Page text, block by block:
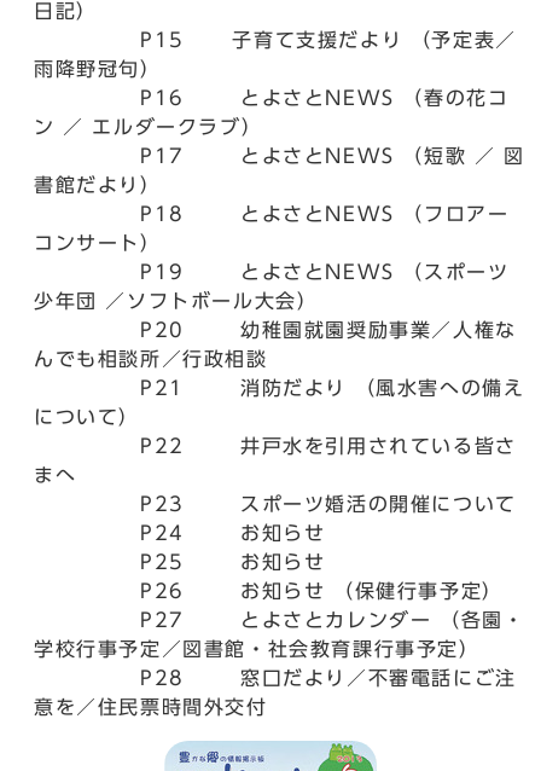
日記）
P15 子育て支援だより （予定表／
雨降野冠句）
P16 とよさとNEWS （春の花コ
ン ／ エルダークラブ）
P17 とよさとNEWS （短歌 ／ 図
書館だより）
P18 とよさとNEWS （フロアー
コンサート）
P19 とよさとNEWS （スポーツ
少年団 ／ソフトボール大会）
P20 幼稚園就園奨励事業／人権な
んでも相談所／行政相談
P21 消防だより （風水害への備え
について）
P22 井戸水を引用されている皆さ
まへ
P23 スポーツ婚活の開催について
P24 お知らせ
P25 お知らせ
P26 お知らせ （保健行事予定）
P27 とよさとカレンダー （各園・
学校行事予定／図書館・社会教育課行事予定）
P28 窓口だより／不審電話にご注
意を／住民票時間外交付